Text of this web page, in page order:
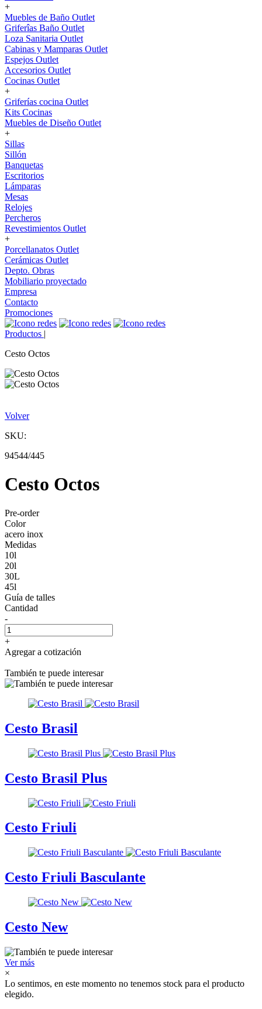
+
Muebles de Baño Outlet
Griferîas Baño Outlet
Loza Sanitaria Outlet
Cabinas y Mamparas Outlet
Espejos Outlet
Accesorios Outlet
Cocinas Outlet
+
Griferías cocina Outlet
Kits Cocinas
Muebles de Diseño Outlet
+
Sillas
Sillón
Banquetas
Escritorios
Lámparas
Mesas
Relojes
Percheros
Revestimientos Outlet
+
Porcellanatos Outlet
Cerámicas Outlet
Depto. Obras
Mobiliario proyectado
Empresa
Contacto
Promociones
Productos |
Cesto Octos
Volver
SKU:
94544/445
Cesto Octos
Pre-order
Color
acero inox
Medidas
10l
20l
30L
45l
Guía de talles
Cantidad
-
+
Agregar a cotización
También te puede interesar
Cesto Brasil
Cesto Brasil Plus
Cesto Friuli
Cesto Friuli Basculante
Cesto New
Ver más
×
Lo sentimos, en este momento no tenemos stock para el producto
elegido.